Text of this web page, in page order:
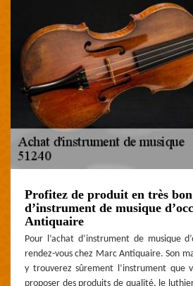
Profitez de produit en très
d’instrument de musique
Antiquaire
Pour l’achat d’instrument de musique
rendez-vous chez Marc Antiquaire. Son
y trouverez sûrement l’instrument que
proposer des produits de qualité, le